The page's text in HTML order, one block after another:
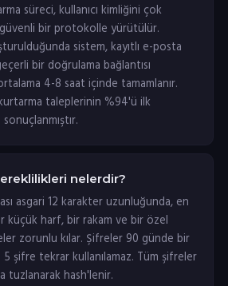
süreci, kullanıcı kimliğini çok
güvenli bir protokolle yürütülür.
sistem, kayıtlı e-posta
bir doğrulama bağlantısı
4-8 saat içinde tamamlanır.
taleplerinin %94'ü ilk
nelerdir?
asgari 12 karakter uzunluğunda, en
küçük harf, bir rakam ve bir özel
zorunlu kılar. Şifreler 90 günde bir
şifre tekrar kullanılamaz. Tüm şifreler
tuzlanarak hash'lenir.